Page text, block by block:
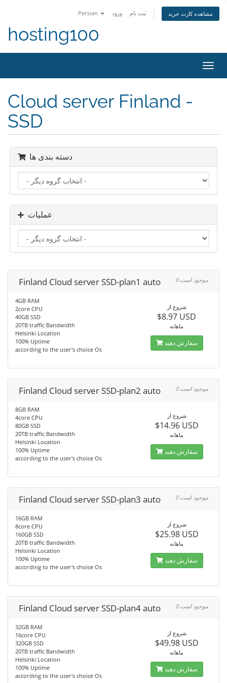
Persian ورود ثبت نام مشاهده کارت خرید
hosting100
تغییر
Cloud server Finland -
SSD
دسته بندی ها
عملیات
Finland Cloud server SSD-plan1 auto 0 موجود است
4GB RAM
2core CPU
40GB SSD
20TB traffic Bandwidth
Helsinki Location
100% Uptime
according to the user's choice Os
شروع از
$8.97 USD
ماهانه
سفارش دهید
Finland Cloud server SSD-plan2 auto 0 موجود است
8GB RAM
4core CPU
80GB SSD
20TB traffic Bandwidth
Helsinki Location
100% Uptime
according to the user's choice Os
شروع از
$14.96 USD
ماهانه
سفارش دهید
Finland Cloud server SSD-plan3 auto 0 موجود است
16GB RAM
8core CPU
160GB SSD
20TB traffic Bandwidth
Helsinki Location
100% Uptime
according to the user's choice Os
شروع از
$25.98 USD
ماهانه
سفارش دهید
Finland Cloud server SSD-plan4 auto 0 موجود است
32GB RAM
16core CPU
320GB SSD
20TB traffic Bandwidth
Helsinki Location
100% Uptime
according to the user's choice Os
شروع از
$49.98 USD
ماهانه
سفارش دهید